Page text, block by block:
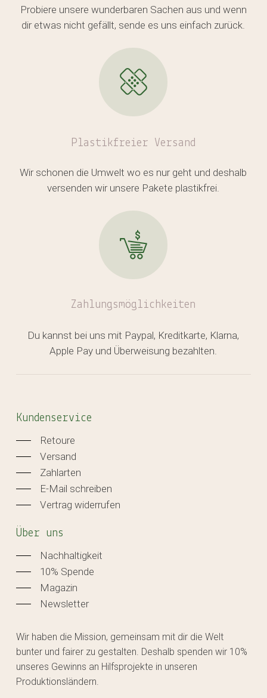
Probiere unsere wunderbaren Sachen aus und wenn
dir etwas nicht gefällt, sende es uns einfach zurück.
Plastikfreier Versand
Wir schonen die Umwelt wo es nur geht und deshalb
versenden wir unsere Pakete plastikfrei.
Zahlungsmöglichkeiten
Du kannst bei uns mit Paypal, Kreditkarte, Klarna,
Apple Pay und Überweisung bezahlten.
Kundenservice
Retoure
Versand
Zahlarten
E-Mail schreiben
Vertrag widerrufen
Über uns
Nachhaltigkeit
10% Spende
Magazin
Newsletter
Wir haben die Mission, gemeinsam mit dir die Welt
bunter und fairer zu gestalten. Deshalb spenden wir 10%
unseres Gewinns an Hilfsprojekte in unseren
Produktionsländern.